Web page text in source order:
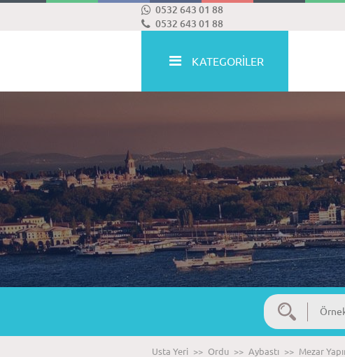
0532 643 01 88
0532 643 01 88
KATEGORİLER
Usta Yeri >> Ordu >> Aybastı >> Mezar